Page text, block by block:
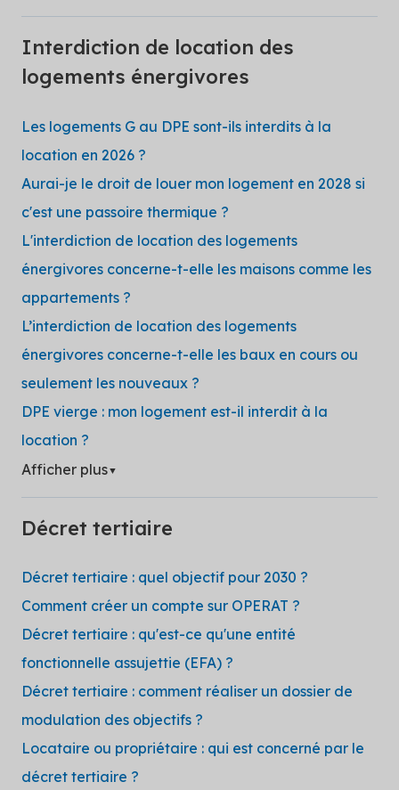
Interdiction de location des
logements énergivores
Les logements G au DPE sont-ils interdits à la
location en 2026 ?
Aurai-je le droit de louer mon logement en 2028 si
c'est une passoire thermique ?
L'interdiction de location des logements
énergivores concerne-t-elle les maisons comme les
appartements ?
L’interdiction de location des logements
énergivores concerne-t-elle les baux en cours ou
seulement les nouveaux ?
DPE vierge : mon logement est-il interdit à la
location ?
Afficher plus▼
Décret tertiaire
Décret tertiaire : quel objectif pour 2030 ?
Comment créer un compte sur OPERAT ?
Décret tertiaire : qu'est-ce qu'une entité
fonctionnelle assujettie (EFA) ?
Décret tertiaire : comment réaliser un dossier de
modulation des objectifs ?
Locataire ou propriétaire​ : qui est concerné par le
décret tertiaire ?